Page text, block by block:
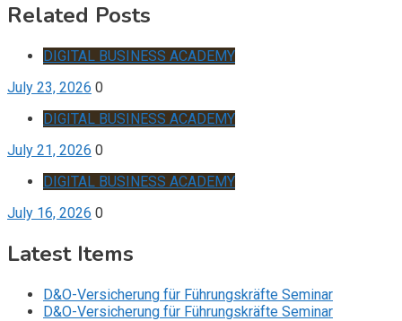
Related Posts
DIGITAL BUSINESS ACADEMY
July 23, 2026 0
DIGITAL BUSINESS ACADEMY
July 21, 2026 0
DIGITAL BUSINESS ACADEMY
July 16, 2026 0
Latest Items
D&O-Versicherung für Führungskräfte Seminar
D&O-Versicherung für Führungskräfte Seminar